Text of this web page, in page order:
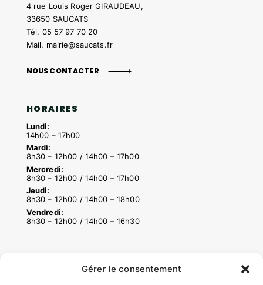
Gérer le consentement
4 rue Louis Roger GIRAUDEAU,
33650 SAUCATS
Tél. 05 57 97 70 20
Mail. mairie@saucats.fr
NOUS CONTACTER
HORAIRES
Lundi:
14h00 – 17h00
Mardi:
8h30 – 12h00 / 14h00 – 17h00
Mercredi:
8h30 – 12h00 / 14h00 – 17h00
Jeudi:
8h30 – 12h00 / 14h00 – 18h00
Vendredi:
8h30 – 12h00 / 14h00 – 16h30